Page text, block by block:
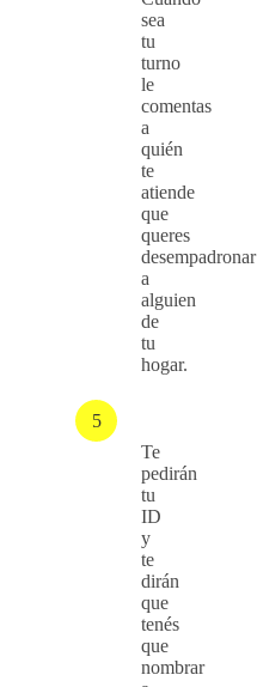
sea
tu
turno
le
comentas
a
quién
te
atiende
que
queres
desempadronar
a
alguien
de
tu
hogar.
Te
pedirán
tu
ID
y
te
dirán
que
tenés
que
nombrar